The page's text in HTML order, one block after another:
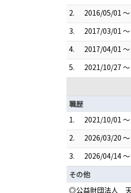
2.
2016/05/01 ～
3.
2017/03/01 ～
4.
2017/04/01 ～
5.
2021/10/27 ～
職歴
1.
2021/10/01
2.
2026/03/20 ～
3.
2026/04/14 ～
その他
◎公益財団法人 天